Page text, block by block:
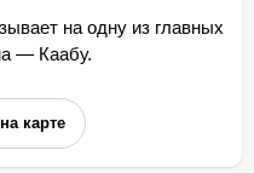
на одну из главных
— Каабу.
карте